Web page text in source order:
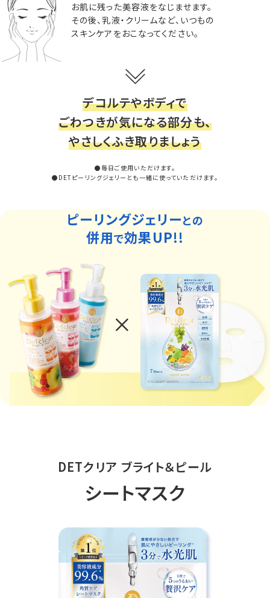
お肌に残った美容液をなじませます。
その後、乳液・クリームなど、いつもの
スキンケアをおこなってください。
デコルテやボディで
ごわつきが気になる部分も、
やさしくふき取りましょう
●毎日ご使用いただけます。
●DETピーリングジェリーとも一緒に使っていただけます。
ピーリングジェリーとの
併用で効果UP!!
DETクリア ブライト＆ピール
シートマスク